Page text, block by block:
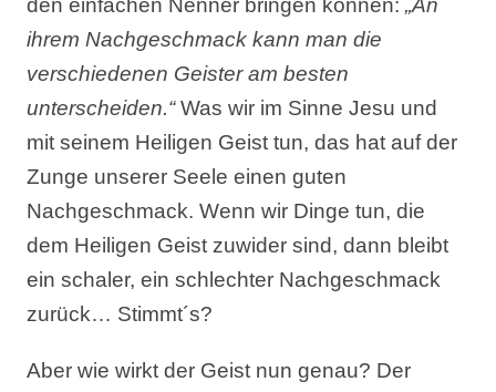
den einfachen Nenner bringen können:„An
ihrem Nachgeschmack kann man die
verschiedenen Geister am besten
unterscheiden.“Was wir im Sinne Jesu und
mit seinem Heiligen Geist tun, das hat auf der
Zunge unserer Seele einen guten
Nachgeschmack. Wenn wir Dinge tun, die
dem Heiligen Geist zuwider sind, dann bleibt
ein schaler, ein schlechter Nachgeschmack
zurück… Stimmt´s?
Aber wie wirkt der Geist nun genau? Der